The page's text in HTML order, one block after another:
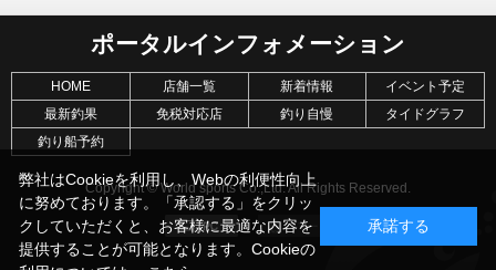
ポータルインフォメーション
HOME 店舗一覧 新着情報
イベント予定
最新釣果
免税対応店 釣り自慢
タイドグラフ
釣り船予約
Copyright © World sports Co.,Ltd. All Rights Reserved.
弊社はCookieを利用し、Webの利便性向上
に努めております。「承認する」をクリッ
クしていただくと、お客様に最適な内容を
提供することが可能となります。Cookieの
承諾する